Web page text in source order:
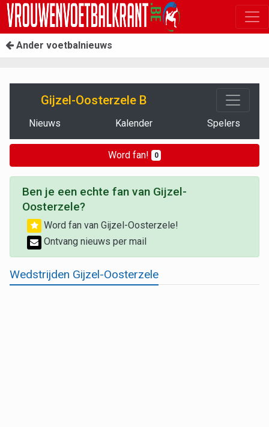
Ander voetbalnieuws
Gijzel-Oosterzele B
Nieuws Kalender Spelers
Word fan! 0
Ben je een echte fan van Gijzel-
Oosterzele?
Word fan van Gijzel-Oosterzele!
Ontvang nieuws per mail
Wedstrijden Gijzel-Oosterzele